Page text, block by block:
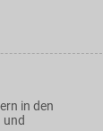
in den
und